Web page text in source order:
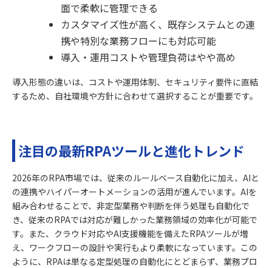
面で柔軟に管理できる
カスタマイズ性が高く、既存システムとの連
携や特別な業務フローにも対応可能
導入・運用コストや管理負荷はやや高め
導入形態の違いは、コストや運用体制、セキュリティ要件に直結
するため、自社環境や方針に合わせて選択することが重要です。
注目の最新RPAツールと進化トレンド
2026年のRPA市場では、従来のルールベース自動化に加え、AIと
の連携やハイパーオートメーションの活用が進んでいます。AIを
組み合わせることで、非定型業務や判断を伴う処理も自動化で
き、従来のRPAでは対応が難しかった業務領域の効率化が可能で
す。また、クラウド対応やAI支援機能を備えたRPAツールが増
え、ワークフローの設計や実行もより柔軟になっています。この
ように、RPAは単なる定型処理の自動化にとどまらず、業務プロ